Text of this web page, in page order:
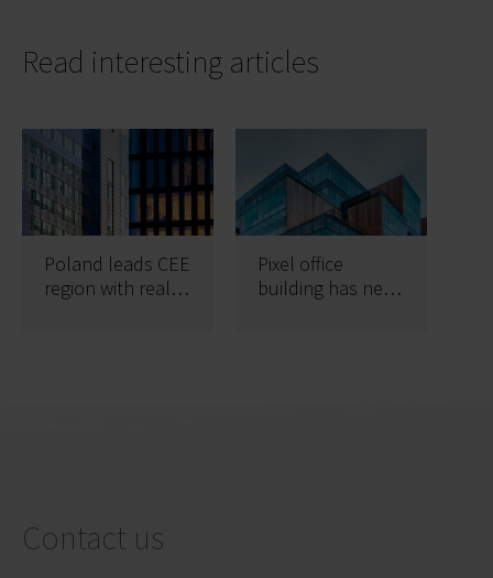
Read interesting articles
Poland leads CEE
region with real
Pixel office
building has new
Contact us